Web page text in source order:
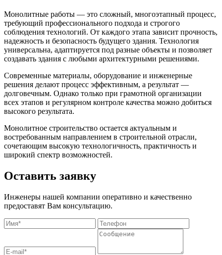
Монолитные работы — это сложный, многоэтапный процесс,
требующий профессионального подхода и строгого
соблюдения технологий. От каждого этапа зависит прочность,
надежность и безопасность будущего здания. Технология
универсальна, адаптируется под разные объекты и позволяет
создавать здания с любыми архитектурными решениями.
Современные материалы, оборудование и инженерные
решения делают процесс эффективным, а результат —
долговечным. Однако только при грамотной организации
всех этапов и регулярном контроле качества можно добиться
высокого результата.
Монолитное строительство остается актуальным и
востребованным направлением в строительной отрасли,
сочетающим высокую технологичность, практичность и
широкий спектр возможностей.
Оставить заявку
Инженеры нашей компании оперативно и качественно
предоставят Вам консультацию.